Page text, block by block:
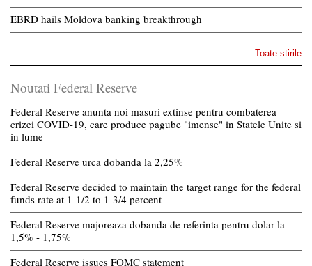
EBRD hails Moldova banking breakthrough
Toate stirile
Noutati Federal Reserve
Federal Reserve anunta noi masuri extinse pentru combaterea
crizei COVID-19, care produce pagube "imense" in Statele Unite si
in lume
Federal Reserve urca dobanda la 2,25%
Federal Reserve decided to maintain the target range for the federal
funds rate at 1-1/2 to 1-3/4 percent
Federal Reserve majoreaza dobanda de referinta pentru dolar la
1,5% - 1,75%
Federal Reserve issues FOMC statement